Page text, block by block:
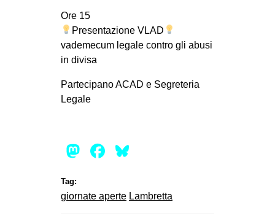
ESTREMO ORIENTE
EUROPA
MONDO
tw
Ore 15
Presentazione VLAD
vademecum legale contro gli abusi
in divisa
Partecipano ACAD e Segreteria
Legale
Mastodon
Facebook
Tag:
giornate aperte Lambretta